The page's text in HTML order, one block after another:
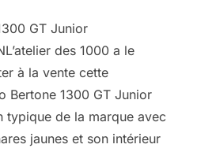
GT Junior
des 1000 a le
à la vente cette
Bertone 1300 GT Junior
typique de la marque avec
jaunes et son intérieur